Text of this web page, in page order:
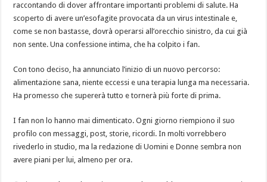
raccontando di dover affrontare importanti problemi di salute. Ha
scoperto di avere un’esofagite provocata da un virus intestinale e,
come se non bastasse, dovrà operarsi all’orecchio sinistro, da cui già
non sente. Una confessione intima, che ha colpito i fan.
Con tono deciso, ha annunciato l’inizio di un nuovo percorso:
alimentazione sana, niente eccessi e una terapia lunga ma necessaria.
Ha promesso che supererà tutto e tornerà più forte di prima.
I fan non lo hanno mai dimenticato. Ogni giorno riempiono il suo
profilo con messaggi, post, storie, ricordi. In molti vorrebbero
rivederlo in studio, ma la redazione di Uomini e Donne sembra non
avere piani per lui, almeno per ora.